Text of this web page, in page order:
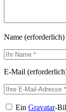
Name (erforderlich)
E-Mail
EinGravatar-